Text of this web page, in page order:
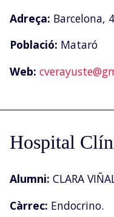
Adreça: Barcelona,
Població: Mataró
Web:
Hospital
Alumni: CLARA
Càrrec: Endocrino.